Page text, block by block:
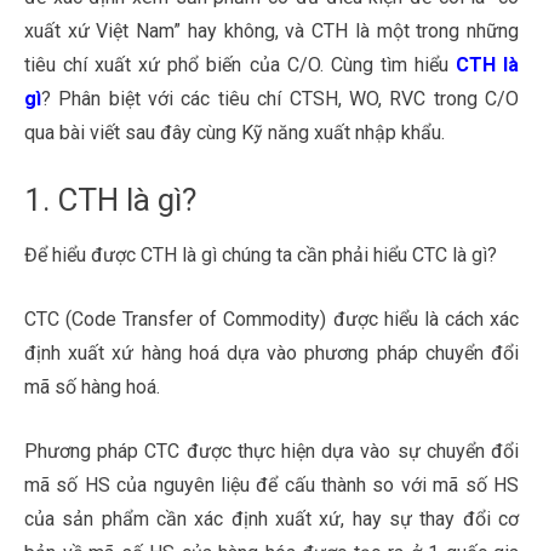
xuất xứ Việt Nam” hay không, và CTH là một trong những
tiêu chí xuất xứ phổ biến của C/O. Cùng tìm hiểu CTH là
gì? Phân biệt với các tiêu chí CTSH, WO, RVC trong C/O
qua bài viết sau đây cùng Kỹ năng xuất nhập khẩu.
1. CTH là gì?
Để hiểu được CTH là gì chúng ta cần phải hiểu CTC là gì?
CTC (Code Transfer of Commodity) được hiểu là cách xác
định xuất xứ hàng hoá dựa vào phương pháp chuyển đổi
mã số hàng hoá.
Phương pháp CTC được thực hiện dựa vào sự chuyển đổi
mã số HS của nguyên liệu để cấu thành so với mã số HS
của sản phẩm cần xác định xuất xứ, hay sự thay đổi cơ